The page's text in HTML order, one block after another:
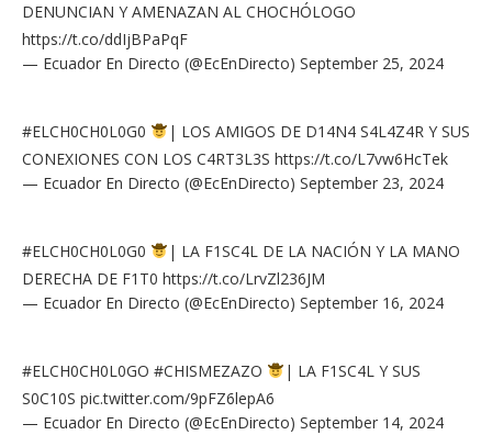
DENUNCIAN Y AMENAZAN AL CHOCHÓLOGO
https://t.co/ddIjBPaPqF
— Ecuador En Directo (@EcEnDirecto) September 25, 2024
#ELCH0CH0L0G0
| LOS AMIGOS DE D14N4 S4L4Z4R Y SUS
CONEXIONES CON LOS C4RT3L3S https://t.co/L7vw6HcTek
— Ecuador En Directo (@EcEnDirecto) September 23, 2024
#ELCH0CH0L0G0
| LA F1SC4L DE LA NACIÓN Y LA MANO
DERECHA DE F1T0 https://t.co/LrvZl236JM
— Ecuador En Directo (@EcEnDirecto) September 16, 2024
#ELCH0CH0L0GO #CHISMEZAZO
| LA F1SC4L Y SUS
S0C10S pic.twitter.com/9pFZ6lepA6
— Ecuador En Directo (@EcEnDirecto) September 14, 2024